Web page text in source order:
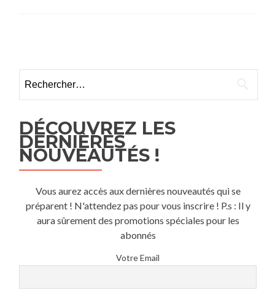
navigation
DÉCOUVREZ LES
DERNIÈRES
NOUVEAUTÉS !
Vous aurez accès aux dernières nouveautés qui se
préparent ! N'attendez pas pour vous inscrire ! P.s : Il y
aura sûrement des promotions spéciales pour les
abonnés
Votre Email